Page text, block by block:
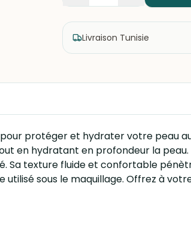
Livraison Tunisie
protéger et hydrater votre peau
en hydratant en profondeur la peau.
Sa texture fluide et confortable
sous le maquillage. Offrez à